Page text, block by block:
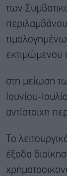
των
εκτιμώμενου
στη μείωση
Ιουνίου-
αντίστοιχη
Το
έξοδα